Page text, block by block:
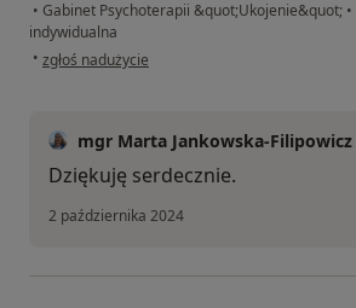
• Gabinet Psychoterapii &quot;Ukojenie&quot; •
indywidualna
• w opinii użytkownika Anna Wojdon
zgłoś nadużycie
mgr Marta Jankowska-Filipowicz
Dziękuję serdecznie.
2 października 2024